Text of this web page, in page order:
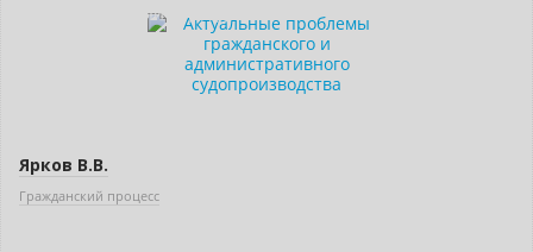
Индивидуальный подход
Ярков В.В.
Гражданский процесс